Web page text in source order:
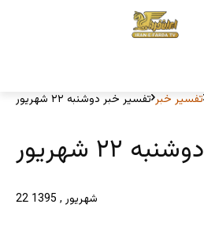
تفسیر خبر تفسیر خبر دوشنبه ۲۲ شهریور
شهریور
22 شهریور , 1395